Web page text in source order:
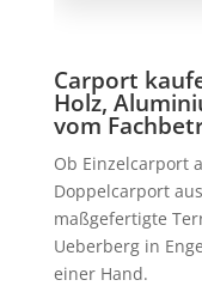
Carport
Holz,
vom
Ob Einzelcarport
Doppelcarport
maßgefertigte
Ueberberg in
einer Hand.